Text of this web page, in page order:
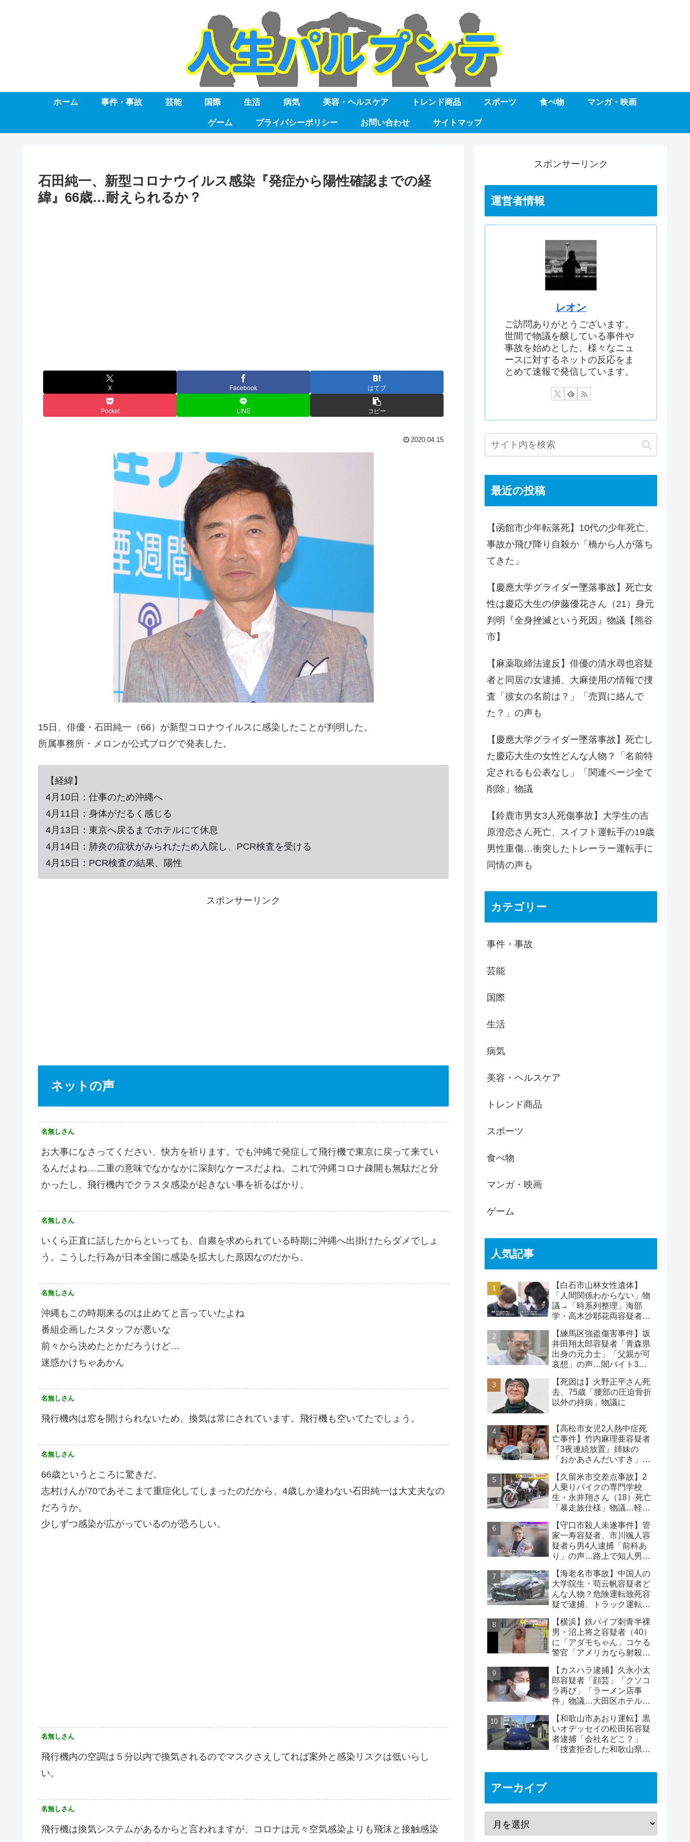
ホーム 事件・事故 芸能 国際 生活 病気 美容・ヘルスケア トレンド商品 スポーツ 食べ物 マンガ・映画
ゲーム プライバシーポリシー お問い合わせ サイトマップ
石田純一、新型コロナウイルス感染『発症から陽性確認までの経
緯』66歳…耐えられるか？
X Facebook はてブ
Pocket LINE コピー
2020.04.15
15日、俳優・石田純一（66）が新型コロナウイルスに感染したことが判明した。
所属事務所・メロンが公式ブログで発表した。
【経緯】
4月10日：仕事のため沖縄へ
4月11日：身体がだるく感じる
4月13日：東京へ戻るまでホテルにて休息
4月14日：肺炎の症状がみられたため入院し、PCR検査を受ける
4月15日：PCR検査の結果、陽性
スポンサーリンク
ネットの声
名無しさん
お大事になさってください、快方を祈ります。でも沖縄で発症して飛行機で東京に戻って来てい
るんだよね…二重の意味でなかなかに深刻なケースだよね。これで沖縄コロナ疎開も無駄だと分
かったし、飛行機内でクラスタ感染が起きない事を祈るばかり。
名無しさん
いくら正直に話したからといっても、自粛を求められている時期に沖縄へ出掛けたらダメでしょ
う。こうした行為が日本全国に感染を拡大した原因なのだから。
名無しさん
沖縄もこの時期来るのは止めてと言っていたよね
番組企画したスタッフが悪いな
前々から決めたとかだろうけど…
迷惑かけちゃあかん
名無しさん
飛行機内は窓を開けられないため、換気は常にされています。飛行機も空いてたでしょう。
名無しさん
66歳というところに驚きだ。
志村けんが70であそこまて重症化してしまったのだから、4歳しか違わない石田純一は大丈夫なの
だろうか。
少しずつ感染が広がっているのが恐ろしい。
名無しさん
飛行機内の空調は５分以内で換気されるのでマスクさえしてれば案外と感染リスクは低いらし
い。
名無しさん
飛行機は換気システムがあるからと言われますが、コロナは元々空気感染よりも飛沫と接触感染
スポンサーリンク
運営者情報
レオン
ご訪問ありがとうございます。
世間で物議を醸している事件や
事故を始めとした、様々なニュ
ースに対するネットの反応をま
とめて速報で発信しています。
最近の投稿
【函館市少年転落死】10代の少年死亡、
事故か飛び降り自殺か「橋から人が落ち
てきた」
【慶應大学グライダー墜落事故】死亡女
性は慶応大生の伊藤優花さん（21）身元
判明『全身挫滅という死因』物議【熊谷
市】
【麻薬取締法違反】俳優の清水尋也容疑
者と同居の女逮捕、大麻使用の情報で捜
査「彼女の名前は？」「売買に絡んで
た？」の声も
【慶應大学グライダー墜落事故】死亡し
た慶応大生の女性どんな人物？「名前特
定されるも公表なし」「関連ページ全て
削除」物議
【鈴鹿市男女3人死傷事故】大学生の吉
原澄恋さん死亡、スイフト運転手の19歳
男性重傷…衝突したトレーラー運転手に
同情の声も
カテゴリー
事件・事故
芸能
国際
生活
病気
美容・ヘルスケア
トレンド商品
スポーツ
食べ物
マンガ・映画
ゲーム
人気記事
【白石市山林女性遺体】
「人間関係わからない」物
議→「時系列整理」海部
学・高木沙耶花両容疑者、
な事件
【練馬区強盗傷害事件】坂
井田翔太郎容疑者「青森県
出身の元力士」「父親が可
哀想」の声…闇バイト3人
【死因は】火野正平さん死
去、75歳「腰部の圧迫骨折
以外の持病」物議に
【高松市女児2人熱中症死
亡事件】竹内麻理亜容疑者
『3夜連続放置』姉妹の
「おかあさんだいすき」折
論
【久留米市交差点事故】2
人乗りバイクの専門学校
生・永井翔さん（18）死亡
「暴走族仕様」物議…軽自
【守口市殺人未遂事件】管
家一寿容疑者、市川颯人容
疑者ら男4人逮捕「前科あ
り」の声…路上で知人男性
【海老名市事故】中国人の
大学院生・苟云帆容疑者ど
んな人物？危険運転致死容
疑で逮捕、トラック運転
【横浜】鉄パイプ刺青半裸
男・沼上将之容疑者（40）
に「アダモちゃん」コケる
警官「アメリカなら射殺」
【カスハラ逮捕】久永小太
郎容疑者「顔芸」「クソコ
ラ再び」「ラーメン店事
件」物議…大田区ホテルで
【和歌山市あおり運転】黒
いオデッセイの松田拓容疑
者逮捕「会社名どこ？」
「捜査拒否した和歌山県
アーカイブ